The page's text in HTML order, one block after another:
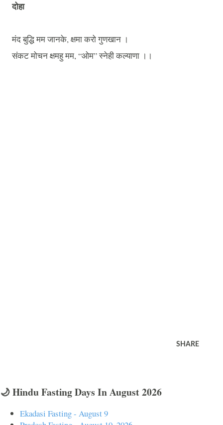
दोहा
मंदबुद्धिममजानके,क्षमाकरोगुणखान ।
संकटमोचनक्षमहुमम, “ओम”स्नेहीकल्याणा ।।
SHARE
🌙 Hindu Fasting Days In August 2026
Ekadasi Fasting - August 9